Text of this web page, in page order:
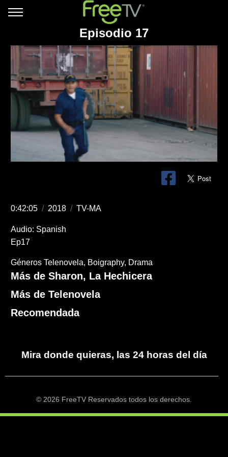
Episodio 17
0:42:05 / 2018 / TV-MA
Audio: Spanish
Ep17
Géneros Telenovela Boigraphy Drama
Más de Sharon, La Hechicera
Más de Telenovela
Recomendada
Mira donde quieras, las 24 horas del día
© 2026 FreeTV Reservados todos los derechos.